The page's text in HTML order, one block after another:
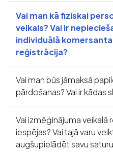
Vai man kā fiziskai
veikals? Vai ir
individuālā
reģistrācija?
Vai man būs jāmaksā
pārdošanas? Vai ir kādas
Vai izmēģinājuma veikalā
iespējas? Vai tajā varu
augšupielādēt savu